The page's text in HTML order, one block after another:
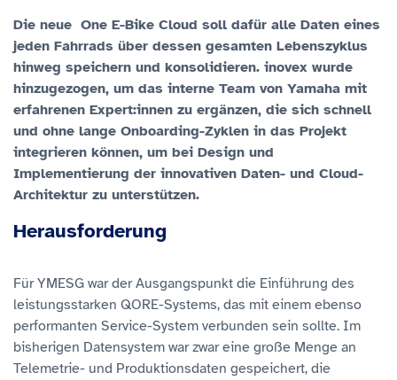
Die neue One E-Bike Cloud soll dafür alle Daten eines
jeden Fahrrads über dessen gesamten Lebenszyklus
hinweg speichern und konsolidieren. inovex wurde
hinzugezogen, um das interne Team von Yamaha mit
erfahrenen Expert:innen zu ergänzen, die sich schnell
und ohne lange Onboarding-Zyklen in das Projekt
integrieren können, um bei Design und
Implementierung der innovativen Daten- und Cloud-
Architektur zu unterstützen.
Herausforderung
Für YMESG war der Ausgangspunkt die Einführung des
leistungsstarken QORE-Systems, das mit einem ebenso
performanten Service-System verbunden sein sollte. Im
bisherigen Datensystem war zwar eine große Menge an
Telemetrie- und Produktionsdaten gespeichert, die